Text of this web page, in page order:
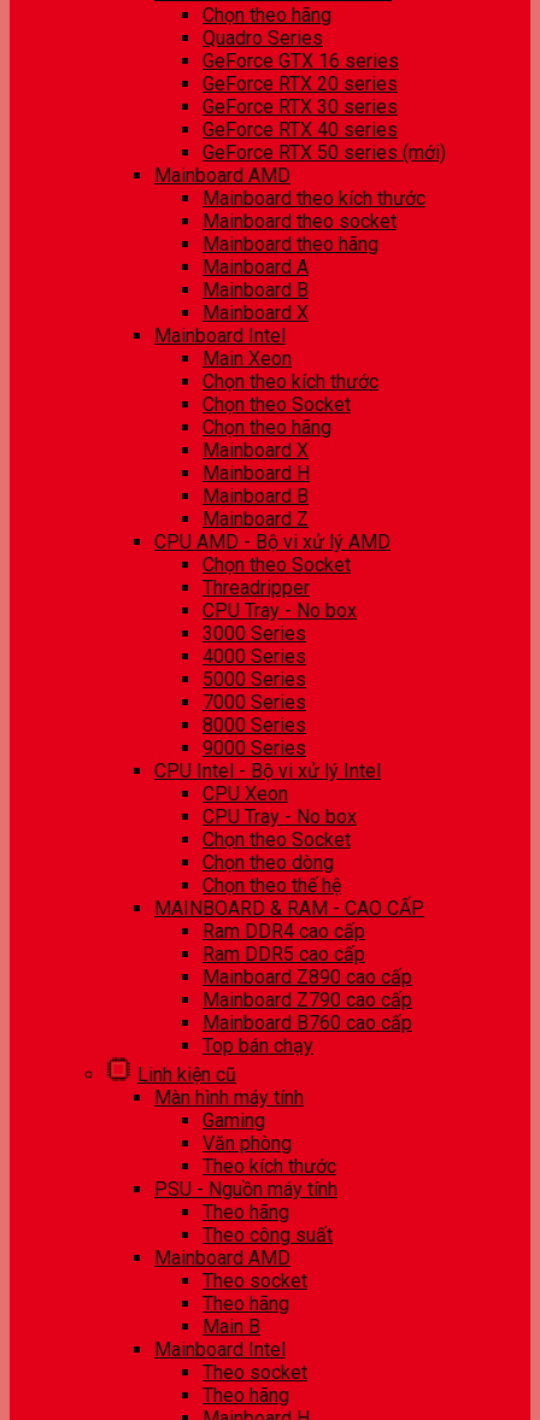
Chọn theo hãng
Quadro Series
GeForce GTX 16 series
GeForce RTX 20 series
GeForce RTX 30 series
GeForce RTX 40 series
GeForce RTX 50 series (mới)
Mainboard AMD
Mainboard theo kích thước
Mainboard theo socket
Mainboard theo hãng
Mainboard A
Mainboard B
Mainboard X
Mainboard Intel
Main Xeon
Chọn theo kích thước
Chọn theo Socket
Chọn theo hãng
Mainboard X
Mainboard H
Mainboard B
Mainboard Z
CPU AMD - Bộ vi xử lý AMD
Chọn theo Socket
Threadripper
CPU Tray - No box
3000 Series
4000 Series
5000 Series
7000 Series
8000 Series
9000 Series
CPU Intel - Bộ vi xử lý Intel
CPU Xeon
CPU Tray - No box
Chọn theo Socket
Chọn theo dòng
Chọn theo thế hệ
MAINBOARD & RAM - CAO CẤP
Ram DDR4 cao cấp
Ram DDR5 cao cấp
Mainboard Z890 cao cấp
Mainboard Z790 cao cấp
Mainboard B760 cao cấp
Top bán chạy
Linh kiện cũ
Màn hình máy tính
Gaming
Văn phòng
Theo kích thước
PSU - Nguồn máy tính
Theo hãng
Theo công suất
Mainboard AMD
Theo socket
Theo hãng
Main B
Mainboard Intel
Theo socket
Theo hãng